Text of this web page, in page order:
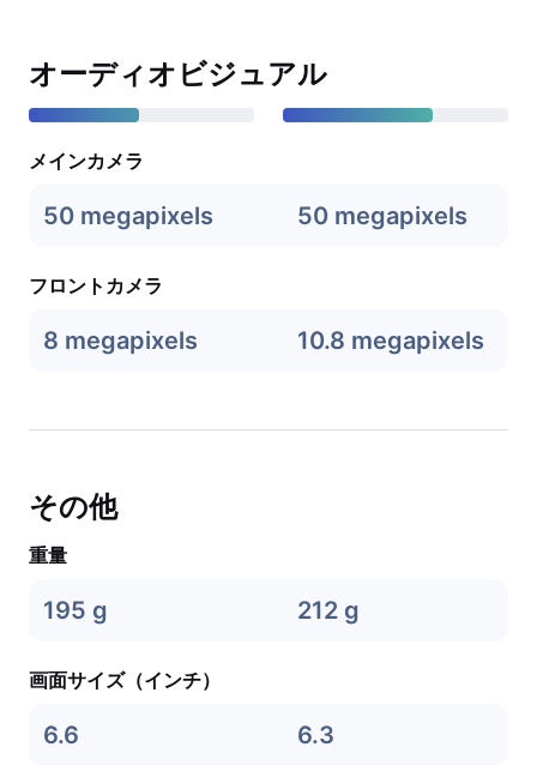
オーディオビジュアル
メインカメラ
50 megapixels 50 megapixels
フロントカメラ
8 megapixels 10.8 megapixels
その他
重量
195 g 212 g
画面サイズ（インチ）
6.6 6.3